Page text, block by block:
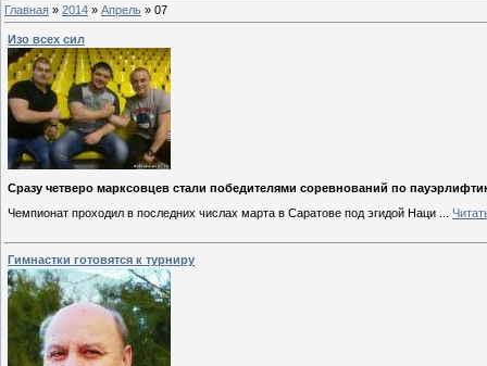
Главная » 2014 » Апрель » 07
Изо всех сил
Сразу четверо марксовцев стали победителями соревнований по
Чемпионат проходил в последних числах марта в Саратове под эгидой Наци
Гимнастки готовятся к турниру